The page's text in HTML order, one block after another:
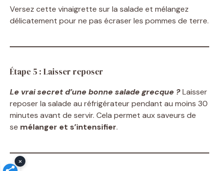
Versez cette vinaigrette sur la salade et mélangez
délicatement pour ne pas écraser les pommes de terre.
Étape 5 : Laisser reposer
Le vrai secret d’une bonne salade grecque ?Laisser
reposer la salade au réfrigérateur pendant au moins 30
minutes avant de servir. Cela permet aux saveurs de
se mélanger et s’intensifier.
×